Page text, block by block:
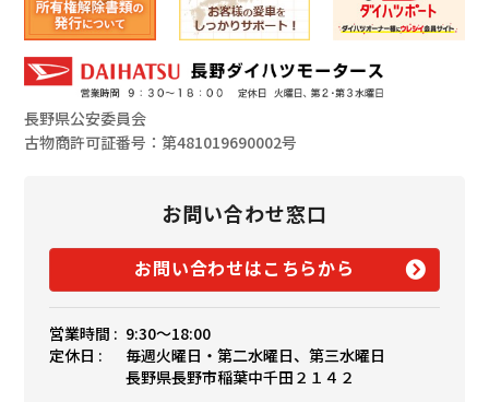
長野県公安委員会
古物商許可証番号：第481019690002号
お問い合わせ窓口
お問い合わせはこちらから
営業時間 : 9:30〜18:00
定休日 :
毎週火曜日・第二水曜日、第三水曜日
長野県長野市稲葉中千田２１４２